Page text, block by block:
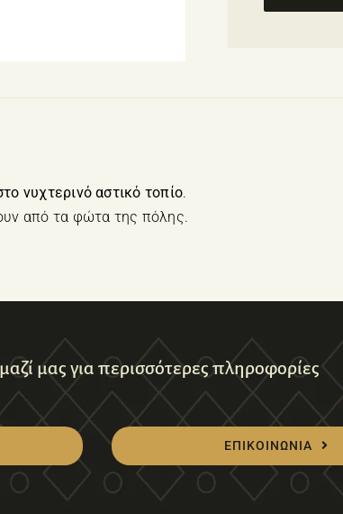
νυχτερινό αστικό τοπίο.
από τα φώτα της πόλης.
μας για περισσότερες πληροφορίες
ΕΠΙΚΟΙΝΩΝΙΑ